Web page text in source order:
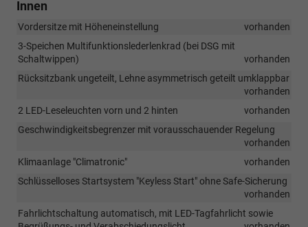
Innen
Vordersitze mit Höheneinstellung
vorhanden
3-Speichen Multifunktionslederlenkrad (bei DSG mit
Schaltwippen)
vorhanden
Rücksitzbank ungeteilt, Lehne asymmetrisch geteilt umklappbar
vorhanden
2 LED-Leseleuchten vorn und 2 hinten
vorhanden
Geschwindigkeitsbegrenzer mit vorausschauender Regelung
vorhanden
Klimaanlage "Climatronic"
vorhanden
Schlüsselloses Startsystem "Keyless Start" ohne Safe-Sicherung
vorhanden
Fahrlichtschaltung automatisch, mit LED-Tagfahrlicht sowie